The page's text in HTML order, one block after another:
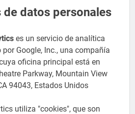
de datos personales
es un servicio de analítica
Google, Inc., una compañía
oficina principal está en
Parkway, Mountain View
94043, Estados Unidos
utiliza "cookies", que son